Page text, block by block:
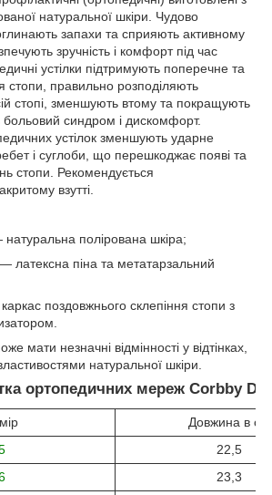
натуральної шкіри. Чудово
запахи та сприяють активному
зручність і комфорт під час
устілки підтримують поперечне та
стопи, правильно розподіляють
стопі, зменшують втому та покращують
больовий синдром і дискомфорт.
устілок зменшують ударне
і суглоби, що перешкоджає появі та
стопи. Рекомендується
взутті.
полірована шкіра;
латексна піна та метатарзальний
поздовжнього склепіння стопи з
мати незначні відмінності у відтінках,
натуральної шкіри.
ортопедичних мереж Corbby De
Довжина в см
22,5
23,3